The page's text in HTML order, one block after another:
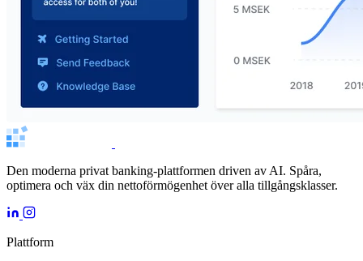
Den moderna privat banking-plattformen driven av AI. Spåra,
optimera och väx din nettoförmögenhet över alla tillgångsklasser.
Plattform